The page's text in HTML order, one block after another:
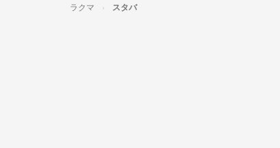
ラクマ スタバ